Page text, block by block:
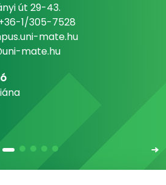
út 29-43.
1/305-7528
mate.hu
mate.hu